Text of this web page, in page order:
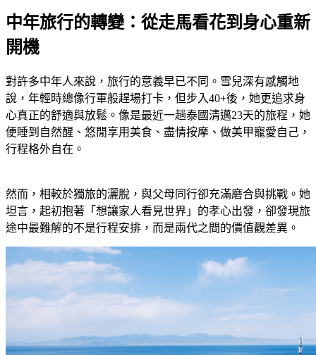
中年旅行的轉變：從走馬看花到身心重新
開機
對許多中年人來說，旅行的意義早已不同。雪兒深有感觸地
說，年輕時總像行軍般趕場打卡，但步入40+後，她更追求身
心真正的舒適與放鬆。像是最近一趟泰國清邁23天的旅程，她
便睡到自然醒、悠閒享用美食、盡情按摩、做美甲寵愛自己，
行程格外自在。
然而，相較於獨旅的灑脫，與父母同行卻充滿磨合與挑戰。她
坦言，起初抱著「想讓家人看見世界」的孝心出發，卻發現旅
途中最難解的不是行程安排，而是兩代之間的價值觀差異。